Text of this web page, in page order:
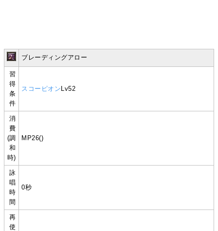
ブレーディングアロー
習
得
条
件
スコーピオンLv52
消
費
(調
和
時)
MP26()
詠
唱
時
間
0秒
再
使